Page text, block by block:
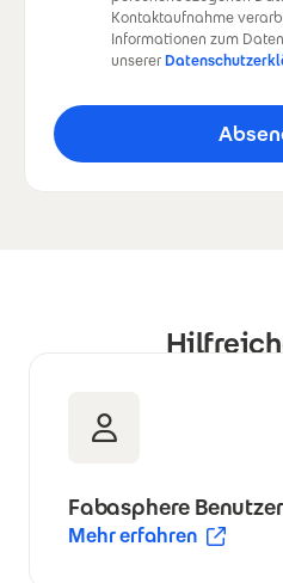
Kontaktaufnahme
Informationen zum
unserer
Fabasphere
Mehr erfahren
(Öffnet in neuem Fenster)